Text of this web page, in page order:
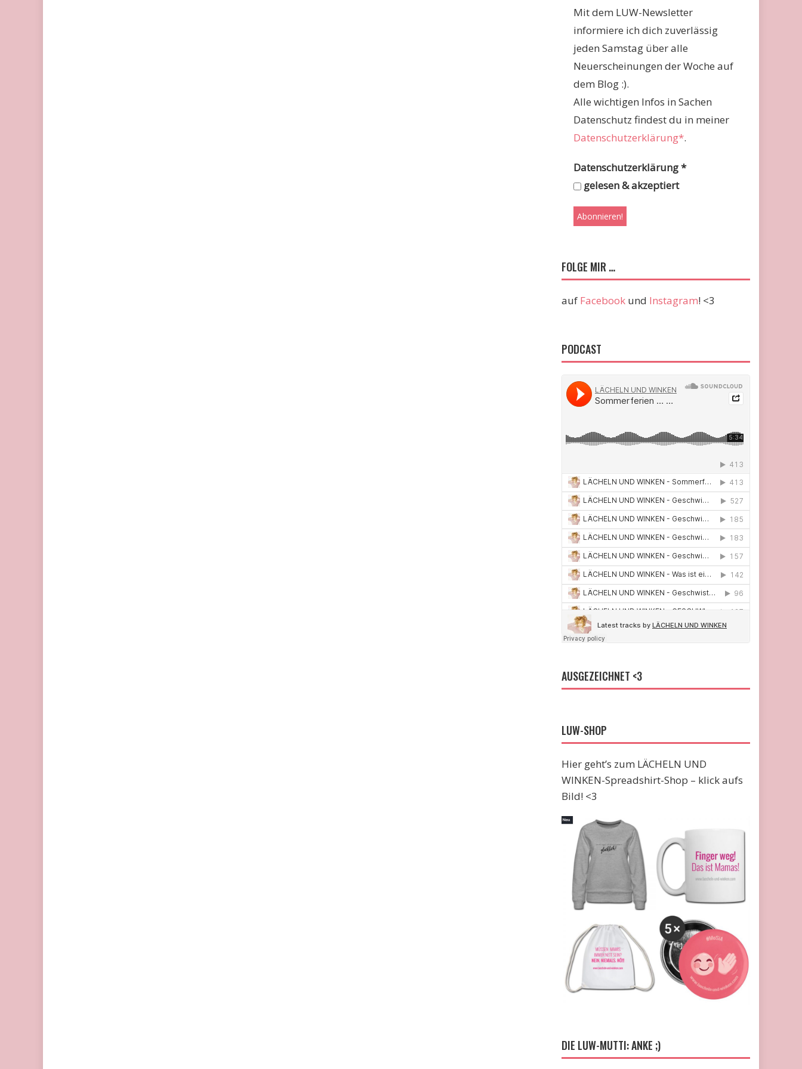
Mit dem LUW-Newsletter
informiere ich dich zuverlässig
jeden Samstag über alle
Neuerscheinungen der Woche auf
dem Blog :).
Alle wichtigen Infos in Sachen
Datenschutz findest du in meiner
Datenschutzerklärung*.
Datenschutzerklärung*
gelesen & akzeptiert
FOLGE MIR …
auf Facebook und Instagram! <3
PODCAST
AUSGEZEICHNET <3
LUW-SHOP
Hier geht’s zum LÄCHELN UND
WINKEN-Spreadshirt-Shop – klick aufs
Bild! <3
DIE LUW-MUTTI: ANKE ;)